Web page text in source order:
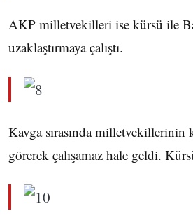
AKP milletvekilleri ise kürsü ile
uzaklaştırmaya çalıştı.
Kavga sırasında milletvekillerinin
görerek çalışamaz hale geldi.